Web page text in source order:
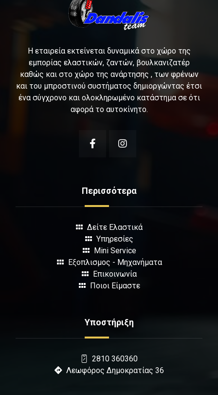
Η εταιρεία εκτείνεται δυναμικά στο χώρο της
εμπορίας ελαστικών, ζαντών, βουλκανιζατέρ
καθώς και στο χώρο της ανάρτησης , των φρένων
και του μπροστινού συστήματος δημιοργώντας έτσι
ένα σύγχρονο και ολοκληρωμένο κατάστημα σε ότι
αφορά το αυτοκίνητο.
Περισσότερα
Δείτε Ελαστικά
Υπηρεσίες
Mini Service
Εξοπλισμος - Μηχανήματα
Επικοινωνία
Ποιοι Είμαστε
Υποστήριξη
2810 360360
Λεωφόρος Δημοκρατίας 36